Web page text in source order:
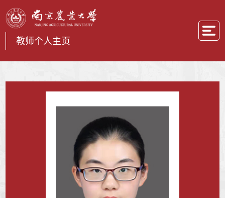
教师个人主页